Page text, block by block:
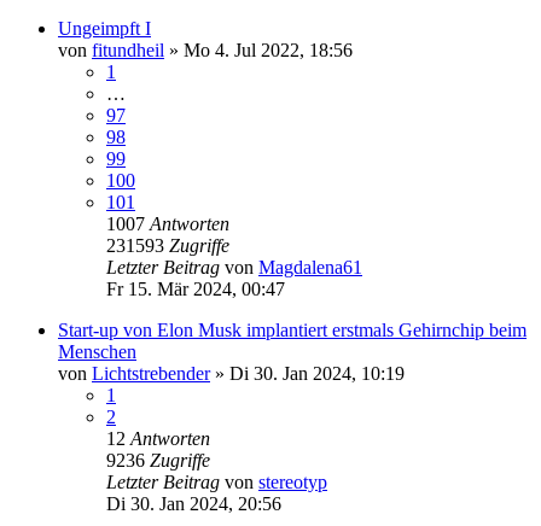
Ungeimpft I
von fitundheil » Mo 4. Jul 2022, 18:56
1
…
97
98
99
100
101
1007 Antworten
231593 Zugriffe
Letzter Beitrag von Magdalena61
Fr 15. Mär 2024, 00:47
Start-up von Elon Musk implantiert erstmals Gehirnchip beim
Menschen
von Lichtstrebender» Di 30. Jan 2024, 10:19
1
2
12 Antworten
9236 Zugriffe
Letzter Beitrag von stereotyp
Di 30. Jan 2024, 20:56